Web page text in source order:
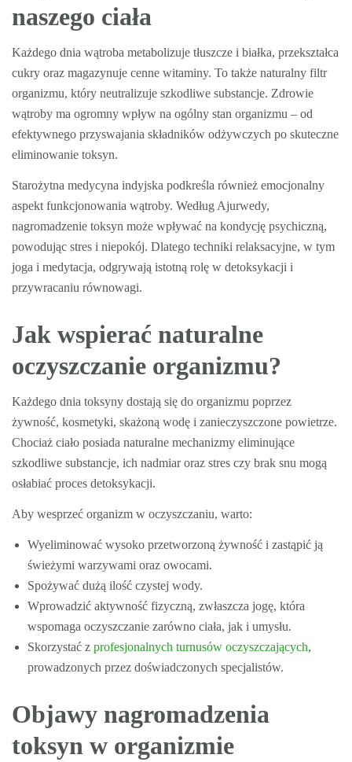
naszego ciała
Każdego dnia wątroba metabolizuje tłuszcze i białka, przekształca
cukry oraz magazynuje cenne witaminy. To także naturalny filtr
organizmu, który neutralizuje szkodliwe substancje. Zdrowie
wątroby ma ogromny wpływ na ogólny stan organizmu – od
efektywnego przyswajania składników odżywczych po skuteczne
eliminowanie toksyn.
Starożytna medycyna indyjska podkreśla również emocjonalny
aspekt funkcjonowania wątroby. Według Ajurwedy,
nagromadzenie toksyn może wpływać na kondycję psychiczną,
powodując stres i niepokój. Dlatego techniki relaksacyjne, w tym
joga i medytacja, odgrywają istotną rolę w detoksykacji i
przywracaniu równowagi.
Jak wspierać naturalne
oczyszczanie organizmu?
Każdego dnia toksyny dostają się do organizmu poprzez
żywność, kosmetyki, skażoną wodę i zanieczyszczone powietrze.
Chociaż ciało posiada naturalne mechanizmy eliminujące
szkodliwe substancje, ich nadmiar oraz stres czy brak snu mogą
osłabiać proces detoksykacji.
Aby wesprzeć organizm w oczyszczaniu, warto:
Wyeliminować wysoko przetworzoną żywność i zastąpić ją
świeżymi warzywami oraz owocami.
Spożywać dużą ilość czystej wody.
Wprowadzić aktywność fizyczną, zwłaszcza jogę, która
wspomaga oczyszczanie zarówno ciała, jak i umysłu.
Skorzystać z profesjonalnych turnusów oczyszczających,
prowadzonych przez doświadczonych specjalistów.
Objawy nagromadzenia
toksyn w organizmie